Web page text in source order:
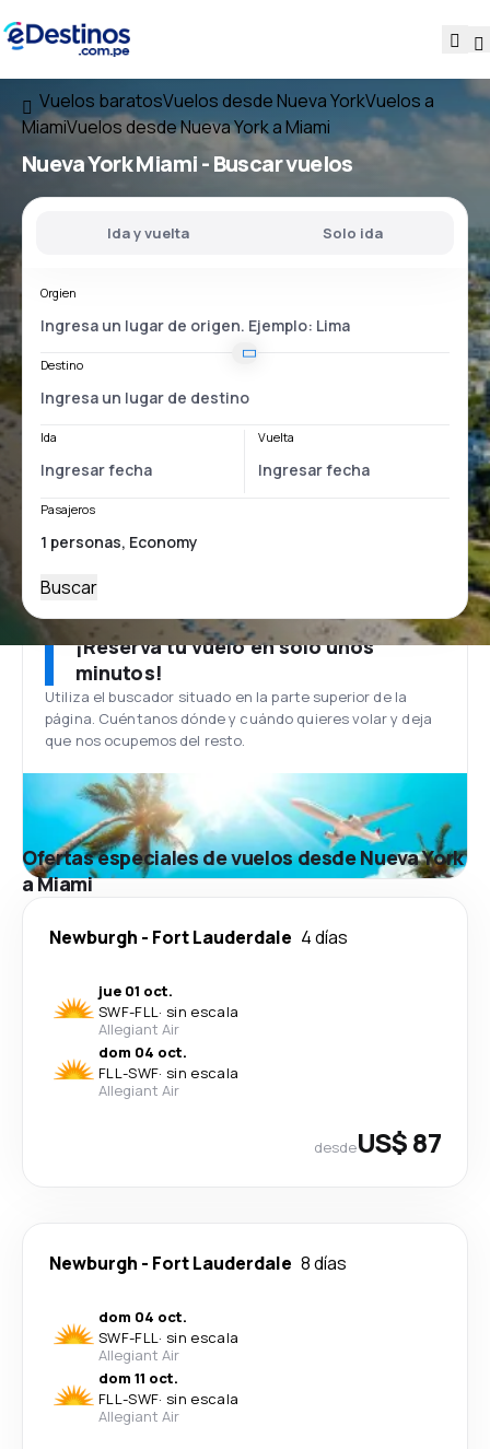
Vuelos baratosVuelos desde Nueva YorkVuelos a
MiamiVuelos desde Nueva York a Miami
Nueva York Miami- Buscar vuelos
Ida y vuelta Solo ida
Orgien
Destino
Ida Vuelta
Pasajeros
Buscar
¡Reserva tu vuelo en solo unos
minutos!
Utiliza el buscador situado en la parte superior de la
página. Cuéntanos dónde y cuándo quieres volar y deja
que nos ocupemos del resto.
Ofertas especiales de vuelos desde Nueva York
a Miami
Newburgh - Fort Lauderdale 4 días
jue 01 oct.
SWF-FLL· sin escala
Allegiant Air
dom 04 oct.
FLL-SWF· sin escala
Allegiant Air
desdeUS$ 87
Newburgh - Fort Lauderdale 8 días
dom 04 oct.
SWF-FLL· sin escala
Allegiant Air
dom 11 oct.
FLL-SWF· sin escala
Allegiant Air